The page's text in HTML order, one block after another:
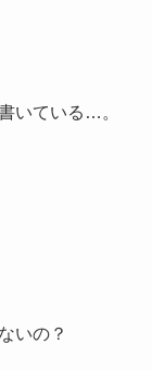
いている…。
いの？